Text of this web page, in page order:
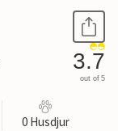
3.7
out of 5
0 Husdjur